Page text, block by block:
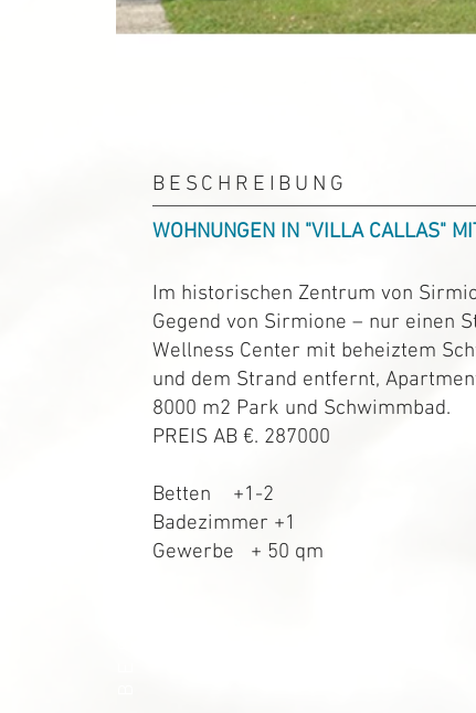
BESCHREIBUNG
WOHNUNGEN IN "VILLA CALLAS"
Im historischen Zentrum von
Gegend von Sirmione – nur einen
Wellness Center mit beheiztem
und dem Strand entfernt,
8000 m2 Park und Schwimmbad.
PREIS AB €. 287000
Betten +1-2
Badezimmer +1
Gewerbe + 50 qm